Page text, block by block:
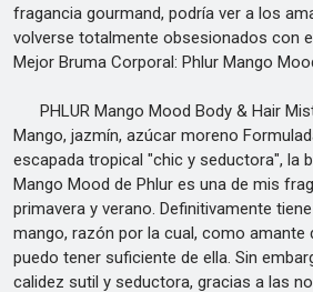
fragancia gourmand, podría ver a los
volverse totalmente obsesionados con
Mejor Bruma Corporal: Phlur Mango
PHLUR Mango Mood Body & Hair
Mango, jazmín, azúcar moreno
escapada tropical "chic y seductora", la
Mango Mood de Phlur es una de mis
primavera y verano. Definitivamente
mango, razón por la cual, como amante
puedo tener suficiente de ella. Sin
calidez sutil y seductora, gracias a las